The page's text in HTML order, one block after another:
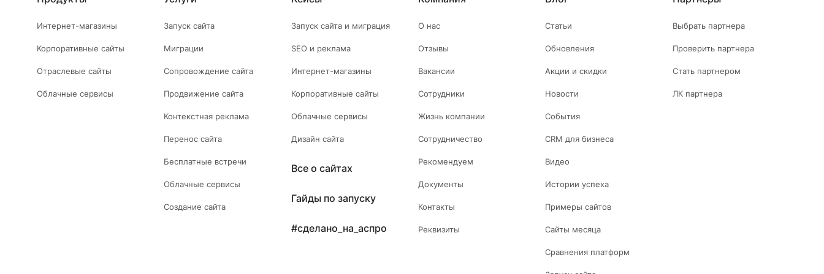
Интернет-магазины
Корпоративные сайты
Отраслевые сайты
Облачные сервисы
Запуск сайта
Миграции
Сопровождение сайта
Продвижение сайта
Контекстная реклама
Перенос сайта
Бесплатные встречи
Облачные сервисы
Создание сайта
Запуск сайта и миграция
SEO и реклама
Интернет-магазины
Корпоративные сайты
Облачные сервисы
Дизайн сайта
Все о сайтах
Гайды по запуску
#сделано_на_аспро
О нас
Отзывы
Вакансии
Сотрудники
Жизнь компании
Сотрудничество
Рекомендуем
Документы
Контакты
Реквизиты
Статьи
Обновления
Акции и скидки
Новости
События
CRM для бизнеса
Видео
Истории успеха
Примеры сайтов
Сайты месяца
Сравнения платформ
Выбрать партнера
Проверить партнера
Стать партнером
ЛК партнера